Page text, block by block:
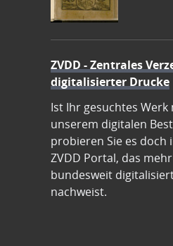
ZVDD - Zentrales
digitalisierter Drucke
Ist Ihr gesuchtes
unserem digitalen
probieren Sie es doch
ZVDD Portal, das
bundesweit
nachweist.